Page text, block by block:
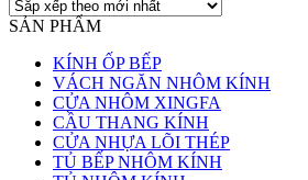
SẢN PHẨM
KÍNH ỐP BẾP
VÁCH NGĂN NHÔM KÍNH
CỬA NHÔM XINGFA
CẦU THANG KÍNH
CỬA NHỰA LÕI THÉP
TỦ BẾP NHÔM KÍNH